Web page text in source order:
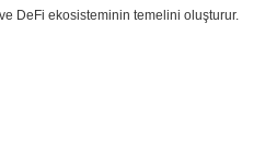
DeFi ekosisteminin temelini oluşturur.